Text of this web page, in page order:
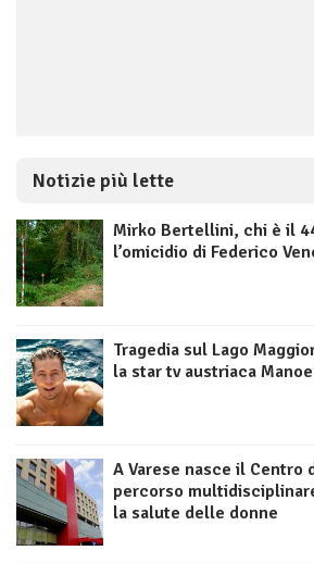
Notizie più lette
Mirko Bertellini, chi è il
l’omicidio di Federico
Tragedia sul Lago
la star tv austriaca
A Varese nasce il Centro
percorso
la salute delle donne